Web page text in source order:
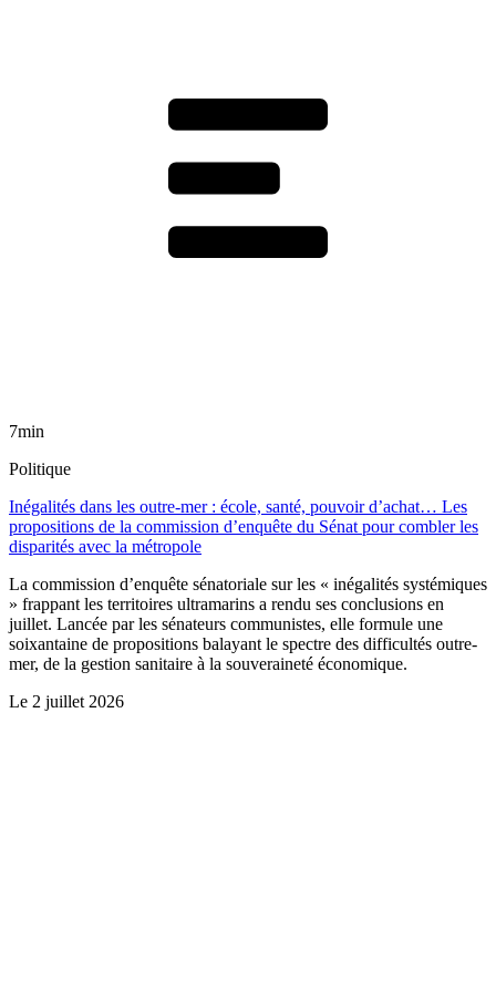
7min
Politique
Inégalités dans les outre-mer : école, santé, pouvoir d’achat… Les
propositions de la commission d’enquête du Sénat pour combler les
disparités avec la métropole
La commission d’enquête sénatoriale sur les « inégalités systémiques
» frappant les territoires ultramarins a rendu ses conclusions en
juillet. Lancée par les sénateurs communistes, elle formule une
soixantaine de propositions balayant le spectre des difficultés outre-
mer, de la gestion sanitaire à la souveraineté économique.
Le 2 juillet 2026